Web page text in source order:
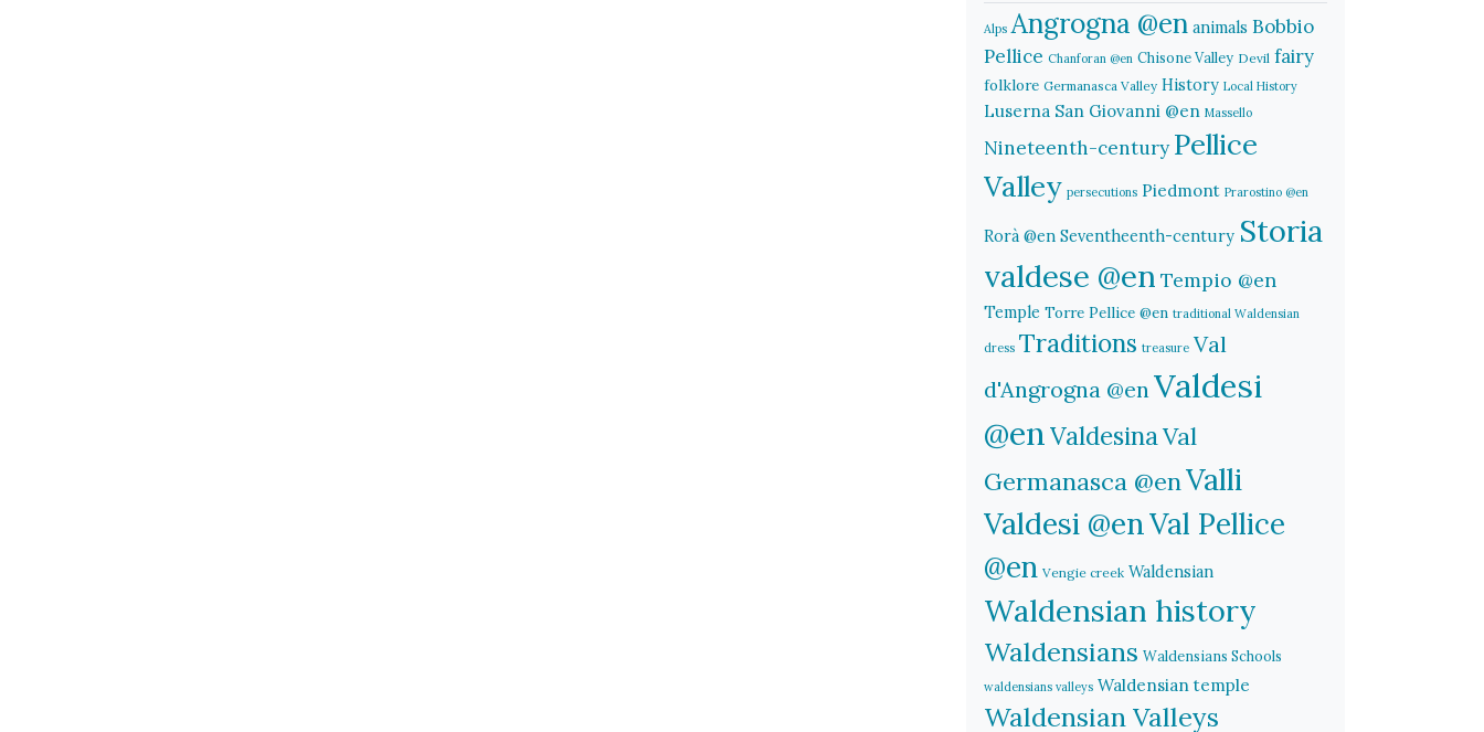
Alps Angrogna @en animals Bobbio
Pellice Chanforan @en Chisone Valley Devil fairy
folklore Germanasca Valley History Local History
Luserna San Giovanni @en Massello
Nineteenth-century Pellice
Valley persecutions Piedmont Prarostino @en
Rorà @en Seventheenth-century Storia
valdese @en Tempio @en
Temple Torre Pellice @en traditional Waldensian
dress Traditions treasure Val
d'Angrogna @enValdesi
@enValdesinaVal
Germanasca @enValli
Valdesi @enVal Pellice
@en Vengie creek Waldensian
Waldensian history
Waldensians Waldensians Schools
waldensians valleys Waldensian temple
Waldensian Valleys